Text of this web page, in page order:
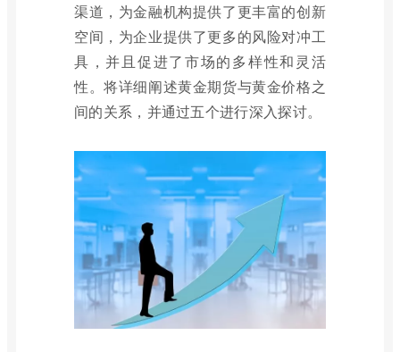
渠道，为金融机构提供了更丰富的创新
空间，为企业提供了更多的风险对冲工
具，并且促进了市场的多样性和灵活
性。将详细阐述黄金期货与黄金价格之
间的关系，并通过五个进行深入探讨。